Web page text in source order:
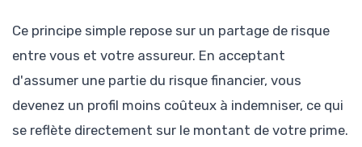
Ce principe simple repose sur un partage de risque
entre vous et votre assureur. En acceptant
d'assumer une partie du risque financier, vous
devenez un profil moins coûteux à indemniser, ce qui
se reflète directement sur le montant de votre prime.